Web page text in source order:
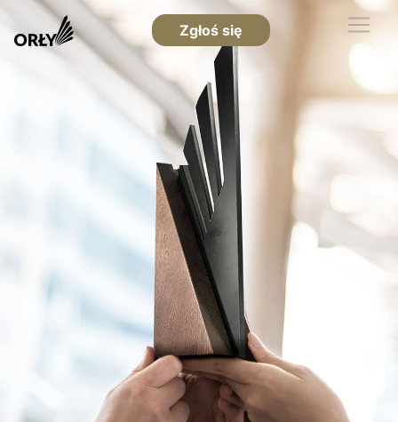
Zgłoś się